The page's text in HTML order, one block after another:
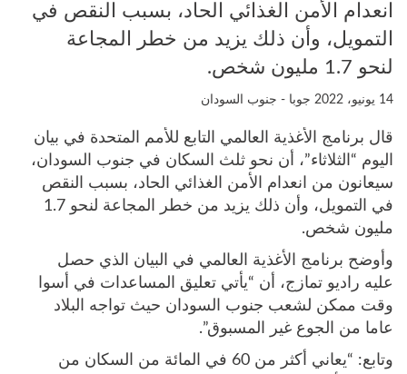
انعدام الأمن الغذائي الحاد، بسبب النقص في
التمويل، وأن ذلك يزيد من خطر المجاعة
لنحو 1.7 مليون شخص.
14 يونيو، 2022 جوبا - جنوب السودان
قال برنامج الأغذية العالمي التابع للأمم المتحدة في بيان
اليوم “الثلاثاء”، أن نحو ثلث السكان في جنوب السودان،
سيعانون من انعدام الأمن الغذائي الحاد، بسبب النقص
في التمويل، وأن ذلك يزيد من خطر المجاعة لنحو 1.7
مليون شخص.
وأوضح برنامج الأغذية العالمي في البيان الذي حصل
عليه راديو تمازج، أن “يأتي تعليق المساعدات في أسوا
وقت ممكن لشعب جنوب السودان حيث تواجه البلاد
عاما من الجوع غير المسبوق”.
وتابع: “يعاني أكثر من 60 في المائة من السكان من